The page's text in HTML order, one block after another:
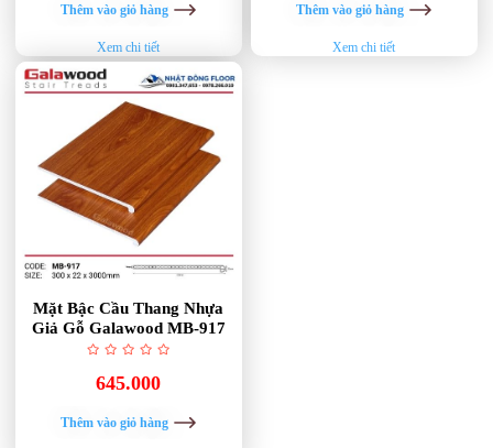
Thêm vào giỏ hàng
Xem chi tiết
Thêm vào giỏ hàng
Xem chi tiết
Mặt Bậc Cầu Thang Nhựa
Giả Gỗ Galawood MB-917
645.000
Thêm vào giỏ hàng